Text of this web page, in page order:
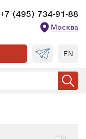
+7 (495) 734-91-88
Москва
EN